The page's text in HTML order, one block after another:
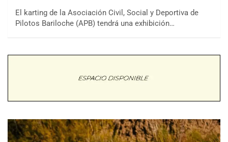
El karting de la Asociación Civil, Social y Deportiva de
Pilotos Bariloche (APB) tendrá una exhibición…